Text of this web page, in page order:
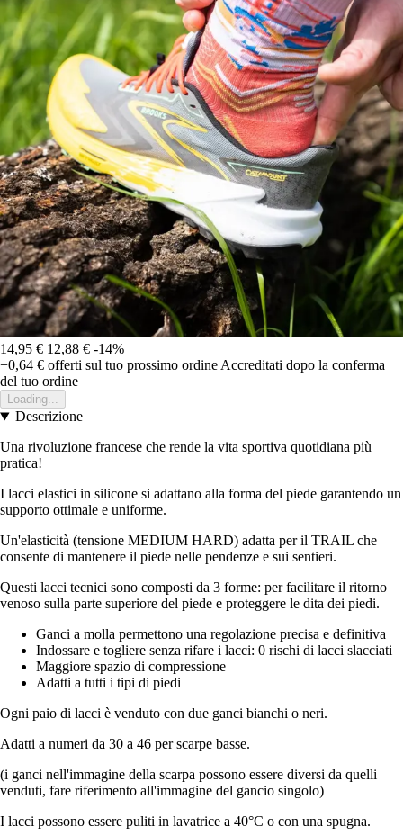
14,95 € 12,88 € -14%
+0,64 € offerti sul tuo prossimo ordine Accreditati dopo la conferma
del tuo ordine
Loading...
Descrizione
Una rivoluzione francese che rende la vita sportiva quotidiana più
pratica!
I lacci elastici in silicone si adattano alla forma del piede garantendo un
supporto ottimale e uniforme.
Un'elasticità (tensione MEDIUM HARD) adatta per il TRAIL che
consente di mantenere il piede nelle pendenze e sui sentieri.
Questi lacci tecnici sono composti da 3 forme: per facilitare il ritorno
venoso sulla parte superiore del piede e proteggere le dita dei piedi.
Ganci a molla permettono una regolazione precisa e definitiva
Indossare e togliere senza rifare i lacci: 0 rischi di lacci slacciati
Maggiore spazio di compressione
Adatti a tutti i tipi di piedi
Ogni paio di lacci è venduto con due ganci bianchi o neri.
Adatti a numeri da 30 a 46 per scarpe basse.
(i ganci nell'immagine della scarpa possono essere diversi da quelli
venduti, fare riferimento all'immagine del gancio singolo)
I lacci possono essere puliti in lavatrice a 40°C o con una spugna.